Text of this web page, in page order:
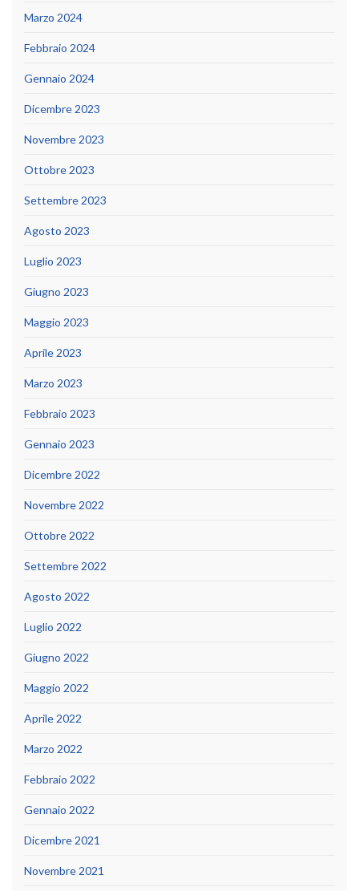
Marzo 2024
Febbraio 2024
Gennaio 2024
Dicembre 2023
Novembre 2023
Ottobre 2023
Settembre 2023
Agosto 2023
Luglio 2023
Giugno 2023
Maggio 2023
Aprile 2023
Marzo 2023
Febbraio 2023
Gennaio 2023
Dicembre 2022
Novembre 2022
Ottobre 2022
Settembre 2022
Agosto 2022
Luglio 2022
Giugno 2022
Maggio 2022
Aprile 2022
Marzo 2022
Febbraio 2022
Gennaio 2022
Dicembre 2021
Novembre 2021